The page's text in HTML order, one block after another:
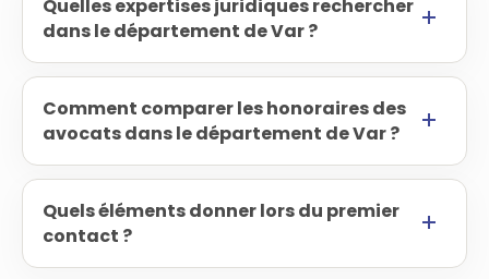
Quelles expertises juridiques rechercher
dans le département de Var ?
Comment comparer les honoraires des
avocats dans le département de Var ?
Quels éléments donner lors du premier
contact ?